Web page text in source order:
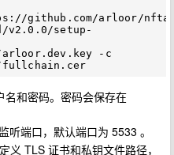
github.com/arloor/
v2.0.0/setup-
-c
名和密码。密码会保存在
听端口，默认端口为 5533 。
义 TLS 证书和私钥文件路径，